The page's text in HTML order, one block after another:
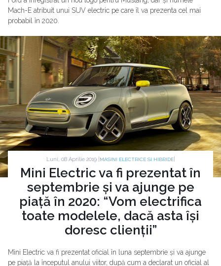
Mach-E atribuit unui SUV electric pe care îl va prezenta cel mai
probabil în 2020.
Luni, 08 Aprilie 2019 | MASINI ELECTRICE SI HIBRIDE|
Mini Electric va fi prezentat în
septembrie și va ajunge pe
piață în 2020: “Vom electrifica
toate modelele, dacă asta își
doresc clienții”
Mini Electric va fi prezentat oficial în luna septembrie și va ajunge
pe piață la începutul anului viitor, după cum a declarat un oficial al